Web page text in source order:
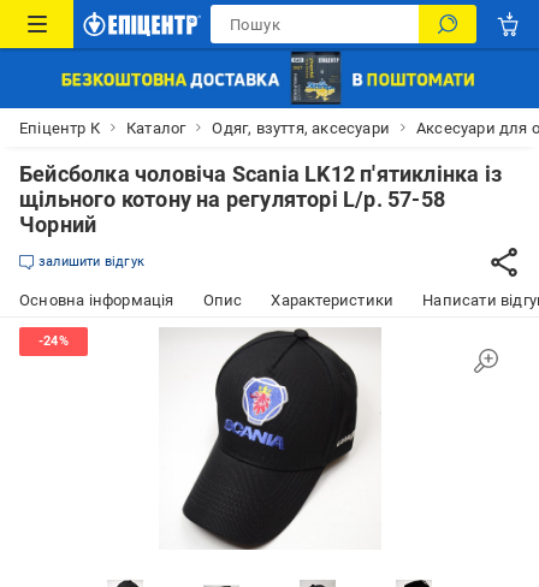
Епіцентр К Каталог Одяг, взуття, аксесуари Аксесуари для
Бейсболка чоловіча Scania LK12 п'ятиклінка із
щільного котону на регуляторі L/р. 57-58
Чорний
залишити відгук
Основна інформація Опис Характеристики Написати